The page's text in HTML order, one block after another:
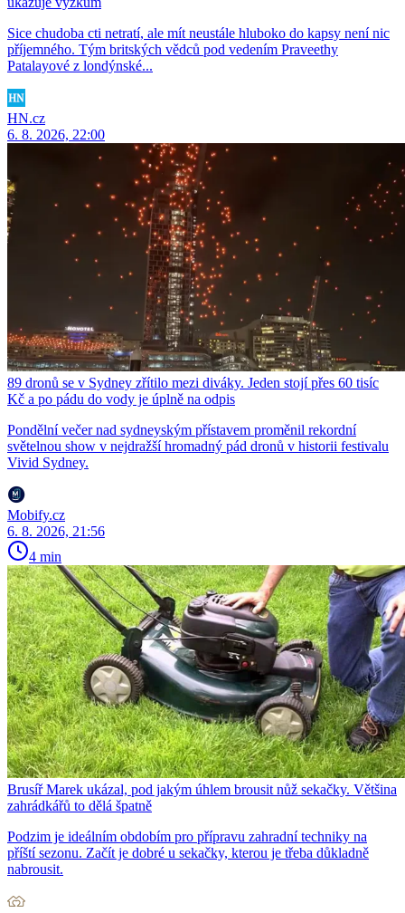
Sice chudoba cti netratí, ale mít neustále hluboko do kapsy není nic
příjemného. Tým britských vědců pod vedením Praveethy
Patalayové z londýnské...
HN.cz
6. 8. 2026, 22:00
89 dronů se v Sydney zřítilo mezi diváky. Jeden stojí přes 60 tisíc
Kč a po pádu do vody je úplně na odpis
Pondělní večer nad sydneyským přístavem proměnil rekordní
světelnou show v nejdražší hromadný pád dronů v historii festivalu
Vivid Sydney.
Mobify.cz
6. 8. 2026, 21:56
4 min
Brusíř Marek ukázal, pod jakým úhlem brousit nůž sekačky. Většina
zahrádkářů to dělá špatně
Podzim je ideálním obdobím pro přípravu zahradní techniky na
příští sezonu. Začít je dobré u sekačky, kterou je třeba důkladně
nabrousit.